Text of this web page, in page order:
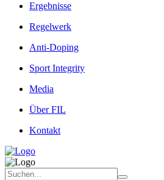
Ergebnisse
Regelwerk
Anti-Doping
Sport Integrity
Media
Über FIL
Kontakt